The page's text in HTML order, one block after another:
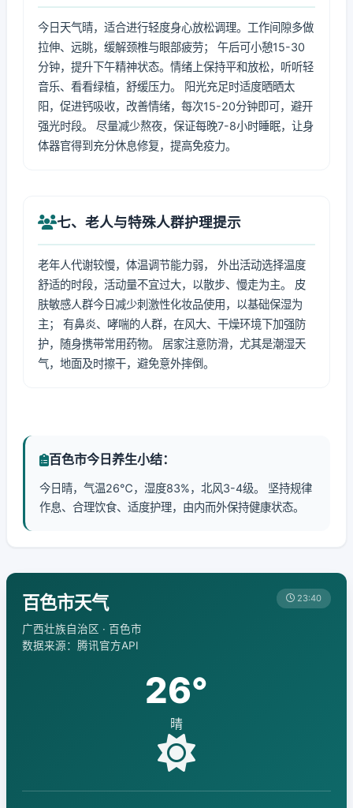
今日天气晴，适合进行轻度身心放松调理。工作间隙多做
拉伸、远眺，缓解颈椎与眼部疲劳； 午后可小憩15-30
分钟，提升下午精神状态。情绪上保持平和放松，听听轻
音乐、看看绿植，舒缓压力。 阳光充足时适度晒晒太
阳，促进钙吸收，改善情绪，每次15-20分钟即可，避开
强光时段。 尽量减少熬夜，保证每晚7-8小时睡眠，让身
体器官得到充分休息修复，提高免疫力。
七、老人与特殊人群护理提示
老年人代谢较慢，体温调节能力弱， 外出活动选择温度
舒适的时段，活动量不宜过大，以散步、慢走为主。 皮
肤敏感人群今日减少刺激性化妆品使用，以基础保湿为
主； 有鼻炎、哮喘的人群，在风大、干燥环境下加强防
护，随身携带常用药物。 居家注意防滑，尤其是潮湿天
气，地面及时擦干，避免意外摔倒。
百色市今日养生小结：
今日晴，气温26℃，湿度83%，北风3-4级。 坚持规律
作息、合理饮食、适度护理，由内而外保持健康状态。
百色市天气
广西壮族自治区 · 百色市
数据来源：腾讯官方API
23:40
26°
晴